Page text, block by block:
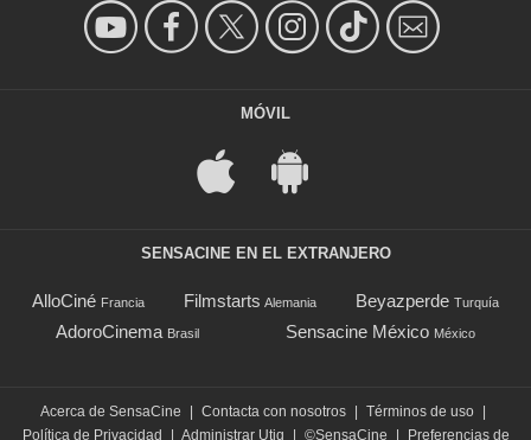
MÓVIL
SENSACINE EN EL EXTRANJERO
AlloCiné Francia Filmstarts Alemania Beyazperde Turquía
AdoroCinema Brasil Sensacine México México
Acerca de SensaCine Contacta con nosotros Términos de uso
Política de Privacidad
Administrar Utiq ©SensaCine Preferencias de